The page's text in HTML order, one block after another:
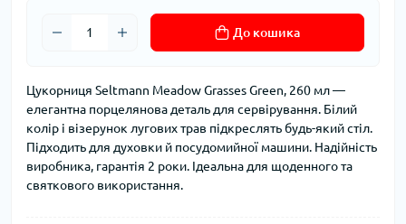
До кошика
Цукорниця Seltmann Meadow Grasses Green, 260 мл —
елегантна порцелянова деталь для сервірування. Білий
колір і візерунок лугових трав підкреслять будь-який стіл.
Підходить для духовки й посудомийної машини. Надійність
виробника, гарантія 2 роки. Ідеальна для щоденного та
святкового використання.